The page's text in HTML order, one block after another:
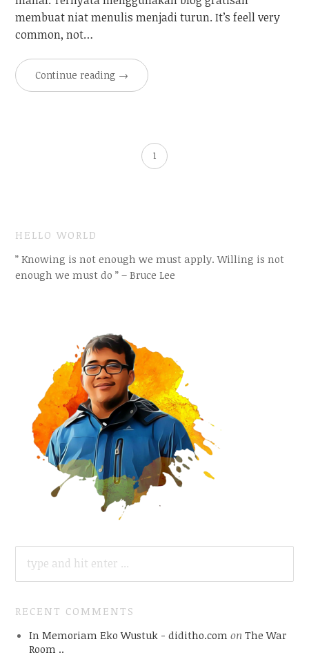
membuat niat menulis menjadi turun. It’s feell very
common, not…
Continue reading →
1
HELLO WORLD
” Knowing is not enough we must apply. Willing is not
enough we must do ” – Bruce Lee
FOR:
RECENT COMMENTS
In Memoriam Eko Wustuk - diditho.com on The War
Room ..